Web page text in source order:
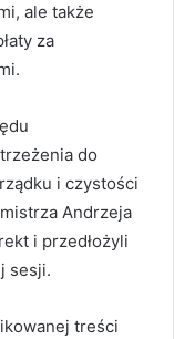
ale także
za
do
i czystości
Andrzeja
i przedłożyli
sesji.
treści